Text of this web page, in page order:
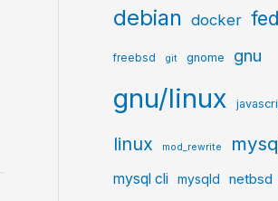
debian docker
freebsd git gnome gnu
gnu/linux
linux mod_rewrite
mysql cli mysqld netbsd